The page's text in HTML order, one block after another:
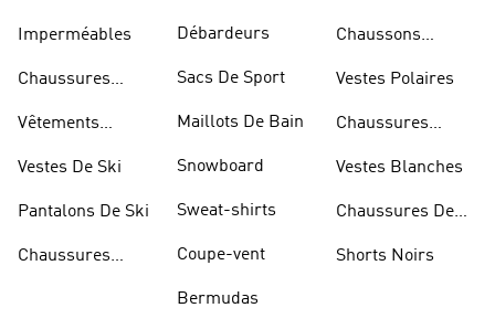
Imperméables
Chaussures
Vêtements
Vestes De Ski
Pantalons De Ski
Chaussures
Débardeurs
Sacs De Sport
Maillots De Bain
Snowboard
Sweat-shirts
Coupe-vent
Bermudas
Chaussons
Vestes Polaires
Chaussures
Vestes Blanches
Chaussures De
Shorts Noirs